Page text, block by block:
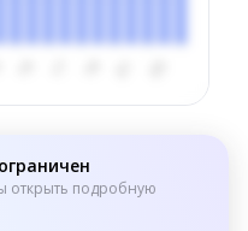
открыть подробную